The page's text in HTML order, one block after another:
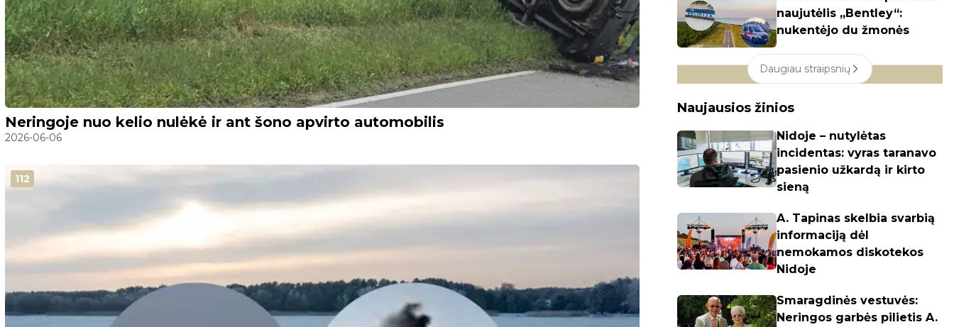
Neringoje nuo kelio nulėkė ir ant šono apvirto automobilis
2026-06-06
112
naujutėlis „Bentley“:
nukentėjo du žmonės
Daugiau straipsnių
Naujausios žinios
Nidoje – nutylėtas
incidentas: vyras taranavo
pasienio užkardą ir kirto
sieną
A. Tapinas skelbia svarbią
informaciją dėl
nemokamos diskotekos
Nidoje
Smaragdinės vestuvės:
Neringos garbės pilietis A.